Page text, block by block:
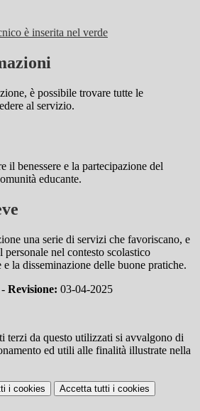
è inserita nel verde
è possibile trovare tutte le
al servizio.
il benessere e la partecipazione del
educante.
una serie di servizi che favoriscano, e
nel contesto scolastico
la disseminazione delle buone pratiche.
Revisione: 03-04-2025
terzi da questo utilizzati si avvalgono di
ed utili alle finalità illustrate nella
i cookies Accetta tutti i cookies